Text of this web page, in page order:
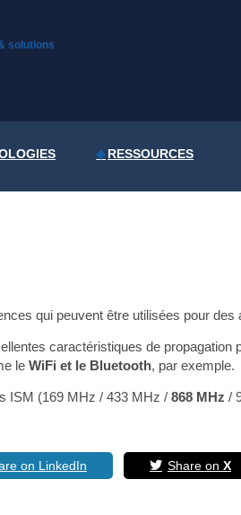
solutions
RESSOURCES
qui peuvent être utilisées pour
caractéristiques de
leWiFi et le Bluetooth, par exemple.
ISM (169 MHz / 433 MHz /868 MHz /
on LinkedIn Share on X